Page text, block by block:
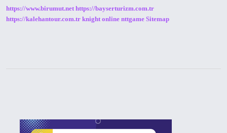
https://www.birumut.net https://bayserturizm.com.tr
https://kalehantour.com.tr knight online nttgame Sitemap